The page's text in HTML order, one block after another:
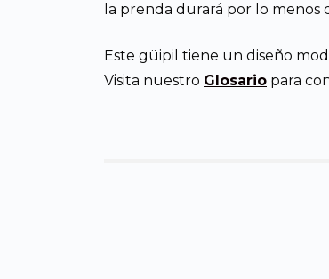
la prenda durará por lo
Este güipil tiene un diseño
Visita nuestro Glosario para